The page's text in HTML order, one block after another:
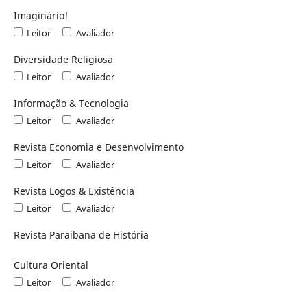
Imaginário!
Leitor Avaliador
Diversidade Religiosa
Leitor Avaliador
Informação & Tecnologia
Leitor Avaliador
Revista Economia e Desenvolvimento
Leitor Avaliador
Revista Logos & Existência
Leitor Avaliador
Revista Paraibana de História
Cultura Oriental
Leitor Avaliador